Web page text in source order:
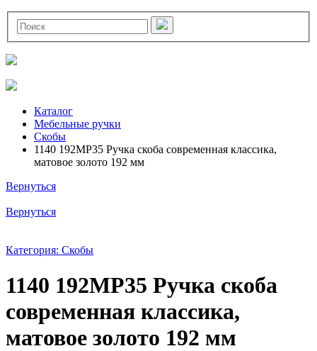
Каталог
Мебельные ручки
Скобы
1140 192MP35 Ручка скоба современная классика,
матовое золото 192 мм
Вернуться
Вернуться
Категория: Скобы
1140 192MP35 Ручка скоба
современная классика,
матовое золото 192 мм